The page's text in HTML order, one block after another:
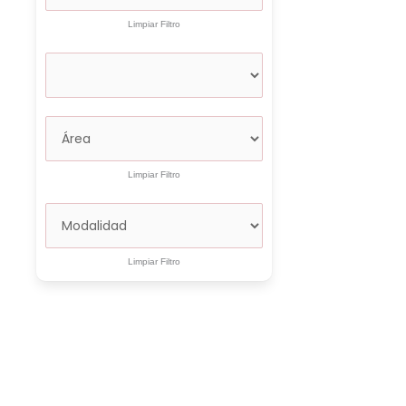
Limpiar Filtro
Limpiar Filtro
Limpiar Filtro